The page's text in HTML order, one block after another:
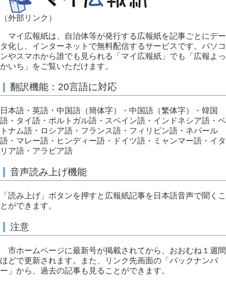
（外部リンク）
マイ広報紙は、自治体等が発行する広報紙を記事ごとにデー
タ化し、インターネットで無料配信するサービスです。パソコ
ンやスマホから誰でも見られる「マイ広報紙」でも「広報よっ
かいち」をご覧いただけます。
翻訳機能：20言語に対応
日本語・英語・中国語（簡体字）・中国語（繁体字）・韓国
語・タイ語・ポルトガル語・スペイン語・インドネシア語・ベ
トナム語・ロシア語・フランス語・フィリピン語・ネパール
語・マレー語・ヒンディー語・ドイツ語・ミャンマー語・イタ
リア語・アラビア語
音声読み上げ機能
「読み上げ」ボタンを押すと広報紙記事を日本語音声で聞くこ
とができます。
注意
市ホームページに最新号が掲載されてから、おおむね１週間
ほどで更新されます。また、リンク先画面の「バックナンバ
ー」から、過去の記事も見ることができます。